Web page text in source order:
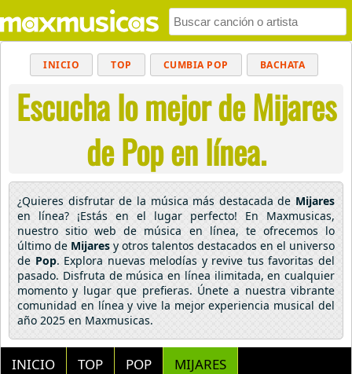
INICIO TOP CUMBIA POP BACHATA
MUSICA CRISTIANA REGGAETON
BALADAS ALTERNATIVO ELECTRÓNICA
CUMBIAS
Escucha lo mejor de Mijares
de Pop en línea.
¿Quieres disfrutar de la música más destacada de Mijares
en línea? ¡Estás en el lugar perfecto! En Maxmusicas,
nuestro sitio web de música en línea, te ofrecemos lo
último de Mijares y otros talentos destacados en el universo
de Pop. Explora nuevas melodías y revive tus favoritas del
pasado. Disfruta de música en línea ilimitada, en cualquier
momento y lugar que prefieras. Únete a nuestra vibrante
comunidad en línea y vive la mejor experiencia musical del
año 2025 en Maxmusicas.
INICIO TOP POP MIJARES